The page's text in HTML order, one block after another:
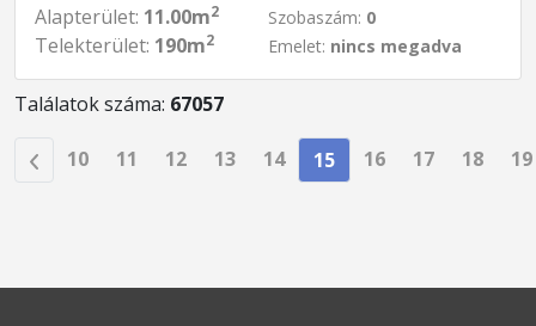
Alapterület: 11.00m2
Telekterület: 190m2
Szobaszám: 0
Emelet: nincs megadva
Találatok száma: 67057
10 11 12 13 14 15 16 17 18 19